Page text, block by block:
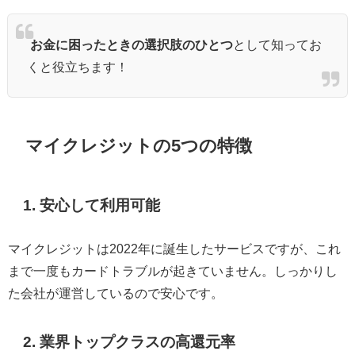
お金に困ったときの選択肢のひとつとして知ってお
くと役立ちます！
マイクレジットの5つの特徴
1. 安心して利用可能
マイクレジットは2022年に誕生したサービスですが、これ
まで一度もカードトラブルが起きていません。しっかりし
た会社が運営しているので安心です。
2. 業界トップクラスの高還元率